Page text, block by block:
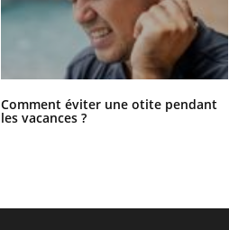
Comment éviter une otite pendant
les vacances ?